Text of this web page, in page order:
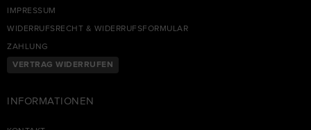
IMPRESSUM
WIDERRUFSRECHT & WIDERRUFSFORMULAR
ZAHLUNG
VERTRAG WIDERRUFEN
INFORMATIONEN